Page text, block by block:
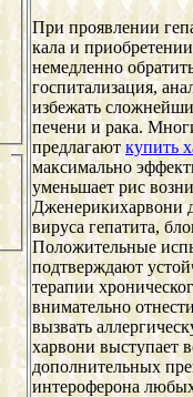
При проявлении
кала и
немедленно
госпитализация,
избежать
печени и рака.
предлагаюткупить
максимально
уменьшает рис
Дженерикихарвони
вируса гепатита,
Положительные
подтверждают
терапии
внимательно
вызвать
харвони выступает
дополнительных
интероферона